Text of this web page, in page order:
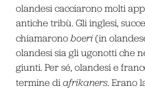
olandesi cacciarono molti
antiche tribù. Gli inglesi,
chiamarono boeri(in
olandesi sia gli ugonotti che
giunti. Per sé, olandesi e
termine di afrikaners. Erano